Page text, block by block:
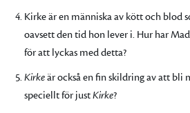
Kirke är en människa av kött och blod
oavsett den tid hon lever i. Hur har
för att lyckas med detta?
Kirkeär också en fin skildring av att bli
speciellt för justKirke?